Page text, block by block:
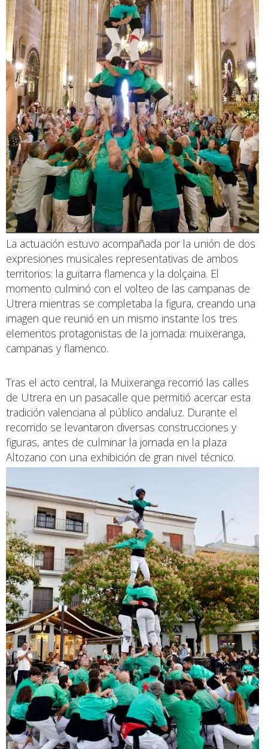
La actuación estuvo acompañada por la unión de dos
expresiones musicales representativas de ambos
territorios: la guitarra flamenca y la dolçaina. El
momento culminó con el volteo de las campanas de
Utrera mientras se completaba la figura, creando una
imagen que reunió en un mismo instante los tres
elementos protagonistas de la jornada: muixeranga,
campanas y flamenco.
Tras el acto central, la Muixeranga recorrió las calles
de Utrera en un pasacalle que permitió acercar esta
tradición valenciana al público andaluz. Durante el
recorrido se levantaron diversas construcciones y
figuras, antes de culminar la jornada en la plaza
Altozano con una exhibición de gran nivel técnico.